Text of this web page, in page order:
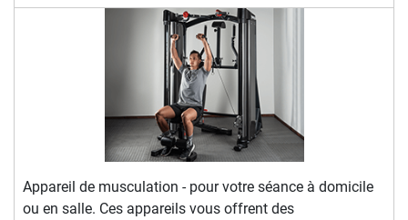
Appareil de musculation - pour votre séance à domicile
ou en salle. Ces appareils vous offrent des